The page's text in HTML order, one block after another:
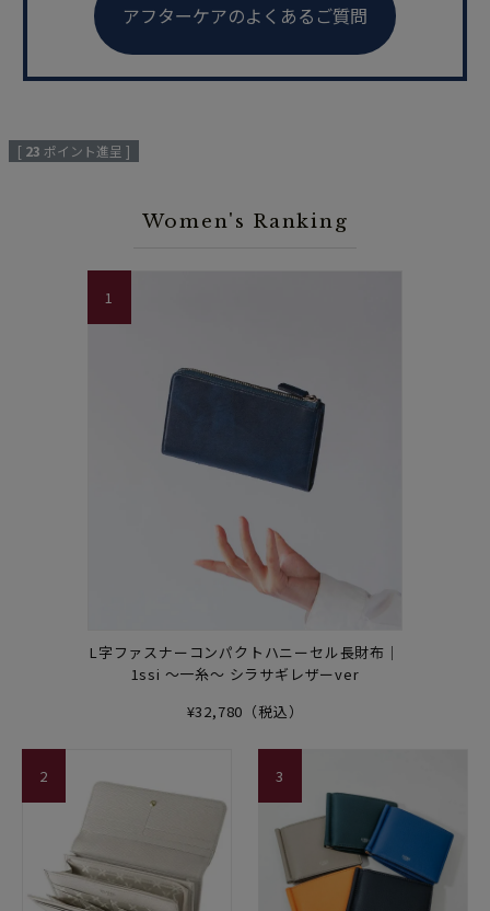
アフターケアのよくあるご質問
[ 23 ポイント進呈 ]
Women's Ranking
L字ファスナーコンパクトハニーセル長財布｜
1ssi ～一糸～ シラサギレザーver
¥32,780（税込）
1
2 3